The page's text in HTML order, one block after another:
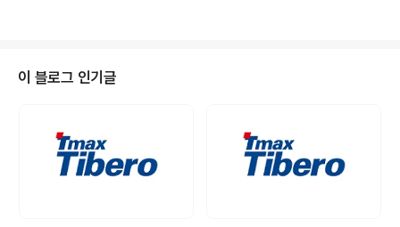
만 아래처럼 작성하면 확실히 성과 이름을 받아서 풀네임
을 만드는 것이구나 라고 알 수 있다. func makeFullNa
이 블로그 인기글